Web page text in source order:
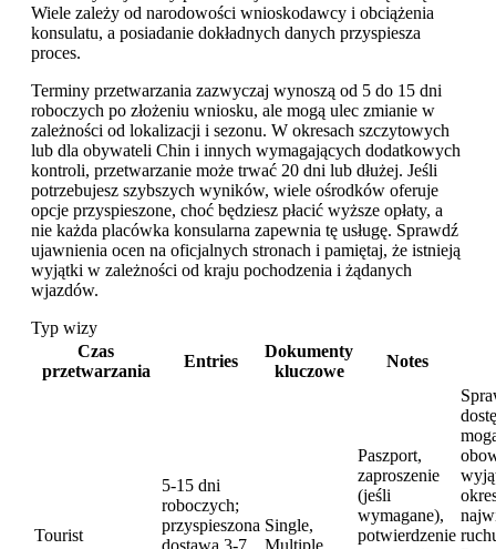
Wiele zależy od narodowości wnioskodawcy i obciążenia
konsulatu, a posiadanie dokładnych danych przyspiesza
proces.
Terminy przetwarzania zazwyczaj wynoszą od 5 do 15 dni
roboczych po złożeniu wniosku, ale mogą ulec zmianie w
zależności od lokalizacji i sezonu. W okresach szczytowych
lub dla obywateli Chin i innych wymagających dodatkowych
kontroli, przetwarzanie może trwać 20 dni lub dłużej. Jeśli
potrzebujesz szybszych wyników, wiele ośrodków oferuje
opcje przyspieszone, choć będziesz płacić wyższe opłaty, a
nie każda placówka konsularna zapewnia tę usługę. Sprawdź
ujawnienia ocen na oficjalnych stronach i pamiętaj, że istnieją
wyjątki w zależności od kraju pochodzenia i żądanych
wjazdów.
Typ wizy
Czas
przetwarzania
Entries
Dokumenty
kluczowe
Notes
Tourist
5-15 dni
roboczych;
przyspieszona
dostawa 3-7
Single,
Multiple
Paszport,
zaproszenie
(jeśli
wymagane),
potwierdzenie